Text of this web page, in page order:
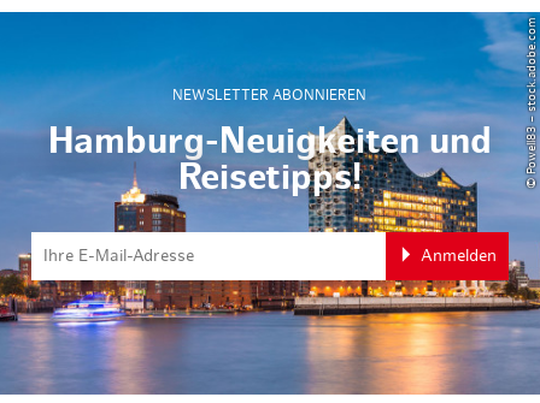
NEWSLETTER ABONNIEREN
Hamburg-Neuigkeiten und
Reisetipps!
Anmelden
© Powell83 – stock.adobe.com